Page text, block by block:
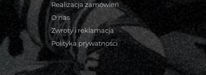
Realizacja zamówień
O nas
Zwroty i reklamacja
Polityka prywatności